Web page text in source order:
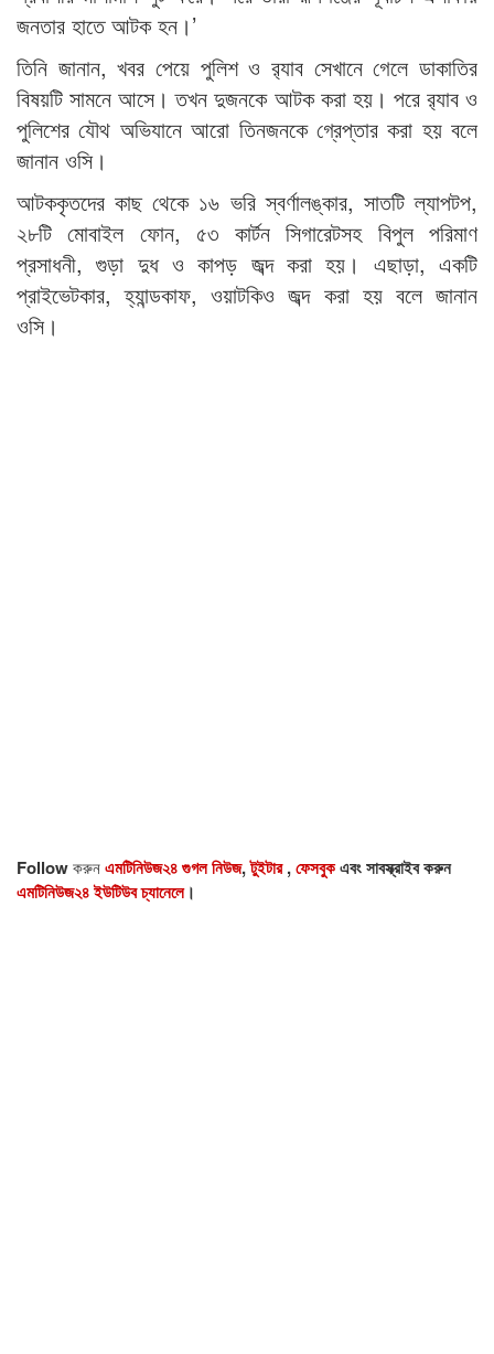
জনতার হাতে আটক হন।’
তিনি জানান, খবর পেয়ে পুলিশ ও র‌্যাব সেখানে গেলে ডাকাতির
বিষয়টি সামনে আসে। তখন দুজনকে আটক করা হয়। পরে র‌্যাব ও
পুলিশের যৌথ অভিযানে আরো তিনজনকে গ্রেপ্তার করা হয় বলে
জানান ওসি।
আটককৃতদের কাছ থেকে ১৬ ভরি স্বর্ণালঙ্কার, সাতটি ল্যাপটপ,
২৮টি মোবাইল ফোন, ৫৩ কার্টন সিগারেটসহ বিপুল পরিমাণ
প্রসাধনী, গুড়া দুধ ও কাপড় জব্দ করা হয়। এছাড়া, একটি
প্রাইভেটকার, হ্যান্ডকাফ, ওয়াটকিও জব্দ করা হয় বলে জানান
ওসি।
Followকরুনএমটিনিউজ২৪ গুগল নিউজ,টুইটার,ফেসবুকএবং সাবস্ক্রাইব করুন
এমটিনিউজ২৪ ইউটিউব চ্যানেলে।